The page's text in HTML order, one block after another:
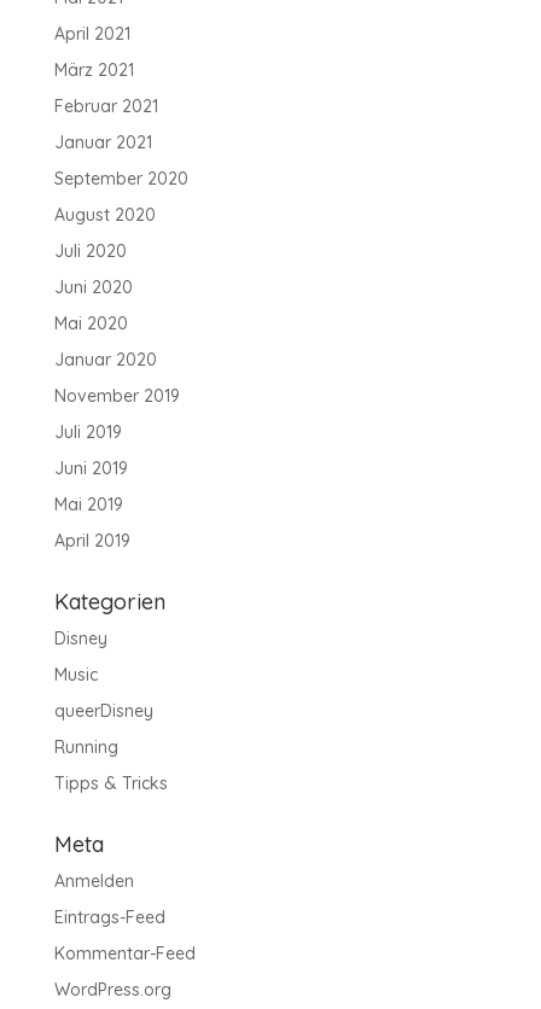
April 2021
März 2021
Februar 2021
Januar 2021
September 2020
August 2020
Juli 2020
Juni 2020
Mai 2020
Januar 2020
November 2019
Juli 2019
Juni 2019
Mai 2019
April 2019
Kategorien
Disney
Music
queerDisney
Running
Tipps & Tricks
Meta
Anmelden
Eintrags-Feed
Kommentar-Feed
WordPress.org